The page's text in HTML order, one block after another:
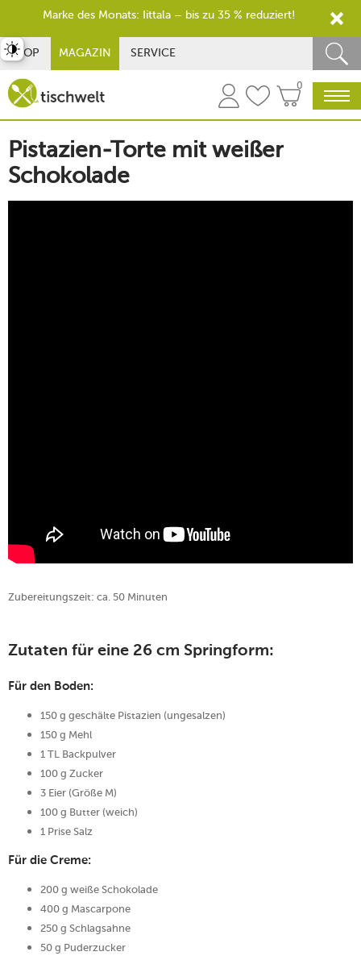
SHOP MAGAZIN SERVICE
0
Pistazien-Torte mit weißer
Schokolade
Zubereitungszeit: ca. 50 Minuten
Zutaten für eine 26 cm Springform:
Für den Boden:
150 g geschälte Pistazien (ungesalzen)
150 g Mehl
1 TL Backpulver
100 g Zucker
3 Eier (Größe M)
100 g Butter (weich)
1 Prise Salz
Für die Creme:
200 g weiße Schokolade
400 g Mascarpone
250 g Schlagsahne
50 g Puderzucker
umschalten
Marke des Monats: Iittala – bis zu 35 % reduziert!